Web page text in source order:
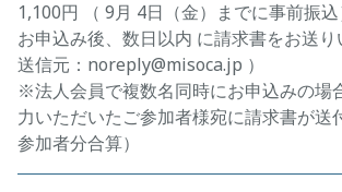
1,100円 （ 9月 4日（金）までに事前振込
お申込み後、数日以内 に請求書をお送
送信元：noreply@misoca.jp ）
※法人会員で複数名同時にお申込みの場
力いただいたご参加者様宛に請求書が送
参加者分合算）